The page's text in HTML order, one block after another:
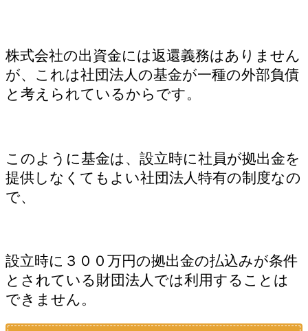
株式会社の出資金には返還義務はありません
が、これは社団法人の基金が一種の外部負債
と考えられているからです。
このように基金は、設立時に社員が拠出金を
提供しなくてもよい社団法人特有の制度なの
で、
設立時に３００万円の拠出金の払込みが条件
とされている財団法人では利用することは
できません。